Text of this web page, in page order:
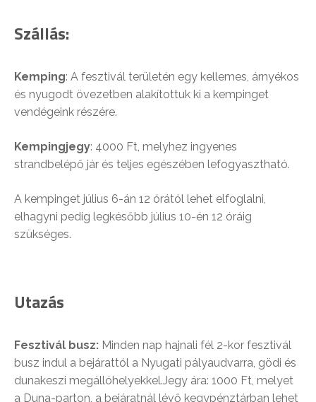
Szállás:
Kemping: A fesztivál területén egy kellemes, árnyékos
és nyugodt övezetben alakítottuk ki a kempinget
vendégeink részére.
Kempingjegy: 4000 Ft, melyhez ingyenes
strandbelépő jár és teljes egészében lefogyasztható.
A kempinget július 6-án 12 órától lehet elfoglalni,
elhagyni pedig legkésőbb július 10-én 12 óráig
szükséges.
Utazás
Fesztivál busz: Minden nap hajnali fél 2-kor fesztivál
busz indul a bejárattól a Nyugati pályaudvarra, gödi és
dunakeszi megállóhelyekkel.Jegy ára: 1000 Ft, melyet
a Duna-parton, a bejáratnál lévő kegypénztárban lehet